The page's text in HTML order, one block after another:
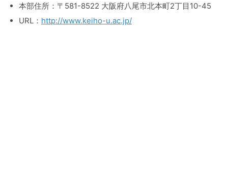
本部住所：〒581-8522 大阪府八尾市北本町2丁目10-45
URL： http://www.keiho-u.ac.jp/